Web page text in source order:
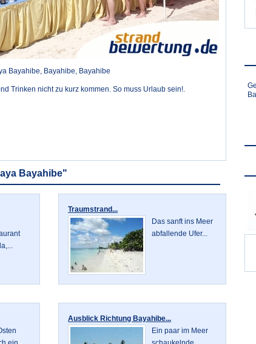
Bayahibe, Bayahibe, Bayahibe
Trinken nicht zu kurz kommen. So muss Urlaub sein!.
Bayahibe"
Traumstrand...
Das sanft ins Meer
abfallende Ufer...
Ausblick Richtung Bayahibe...
Ein paar im Meer